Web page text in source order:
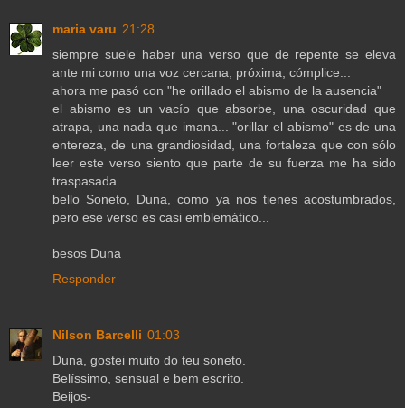
maria varu 21:28
siempre suele haber una verso que de repente se eleva
ante mi como una voz cercana, próxima, cómplice...
ahora me pasó con "he orillado el abismo de la ausencia"
el abismo es un vacío que absorbe, una oscuridad que
atrapa, una nada que imana... "orillar el abismo" es de una
entereza, de una grandiosidad, una fortaleza que con sólo
leer este verso siento que parte de su fuerza me ha sido
traspasada...
bello Soneto, Duna, como ya nos tienes acostumbrados,
pero ese verso es casi emblemático...
besos Duna
Responder
Nilson Barcelli 01:03
Duna, gostei muito do teu soneto.
Belíssimo, sensual e bem escrito.
Beijos-